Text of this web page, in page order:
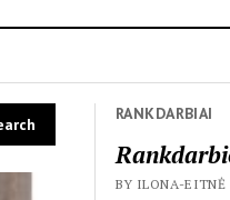
RANKDARBIAI
BY ILONA-EITNĖ